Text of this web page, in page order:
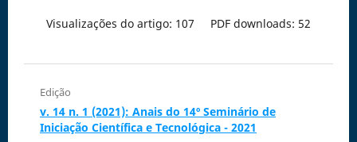
Visualizações do artigo: 107 PDF downloads: 52
Edição
v. 14 n. 1 (2021): Anais do 14º Seminário de
Iniciação Científica e Tecnológica - 2021